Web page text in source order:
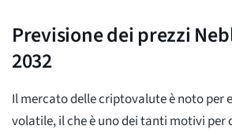
Previsione dei prezzi
2032
Il mercato delle criptovalute è noto per
volatile, il che è uno dei tanti motivi per